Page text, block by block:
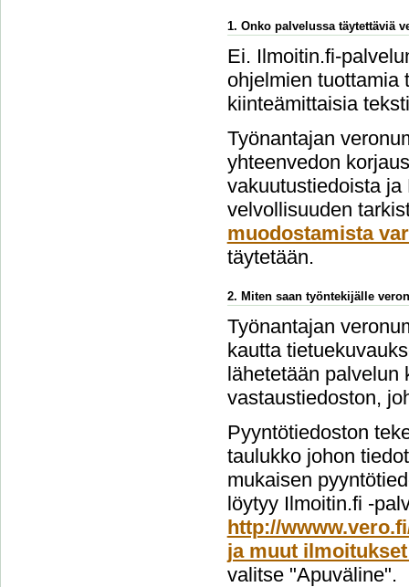
1. Onko palvelussa täytettäviä
Ei. Ilmoitin.fi-
ohjelmien tuottamia
kiinteämittaisia
Työnantajan
yhteenvedon
vakuutustiedoista
velvollisuuden
muodostamista
täytetään.
2. Miten saan työntekijälle
Työnantajan
kautta
lähetetään palvelun
vastaustiedoston,
Pyyntötiedoston
taulukko johon
mukaisen
löytyy Ilmoitin.fi -
http://
ja muut
valitse "Apuväline".